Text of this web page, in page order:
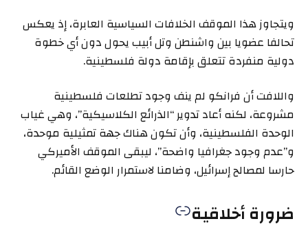
ويتجاوز هذا الموقف الخلافات السياسية العابرة، إذ يعكس
تحالفا عضويا بين واشنطن وتل أبيب يحول دون أي خطوة
دولية منفردة تتعلق بإقامة دولة فلسطينية.
واللافت أن فرانكو لم ينف وجود تطلعات فلسطينية
مشروعة، لكنه أعاد تدوير “الذرائع الكلاسيكية”، وهي غياب
الوحدة الفلسطينية، وأن تكون هناك جهة تمثيلية موحدة،
و”عدم وجود جغرافيا واضحة”، ليبقى الموقف الأميركي
حارسا لمصالح إسرائيل، وضامنا لاستمرار الوضع القائم.
ضرورة أخلاقية